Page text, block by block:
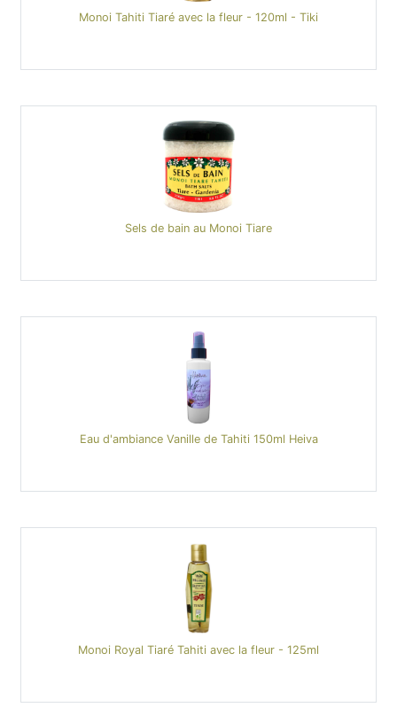
Monoi Tahiti Tiaré avec la fleur - 120ml - Tiki
Sels de bain au Monoi Tiare
Eau d'ambiance Vanille de Tahiti 150ml Heiva
Monoi Royal Tiaré Tahiti avec la fleur - 125ml